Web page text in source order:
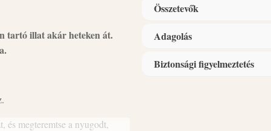
tartó illat akár heteken át.
és megteremtse a nyugodt,
Összetevők
Összetevők:
Adagolás
Alkalmazás:1 kupak = 25 ml.
Biztonsági figyelmeztetés